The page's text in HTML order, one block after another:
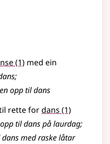
(1) med ein
;
opp til dans
rette fordans (1)
til dans på laurdag;
med raske låtar